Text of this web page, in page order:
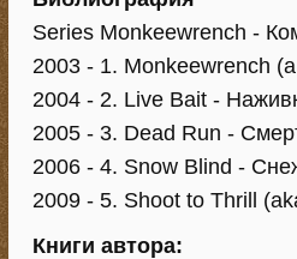
Series Monkeewrench -
2003 - 1. Monkeewrench
2004 - 2. Live Bait -
2005 - 3. Dead Run -
2006 - 4. Snow Blind -
2009 - 5. Shoot to Thrill
Книги автора: